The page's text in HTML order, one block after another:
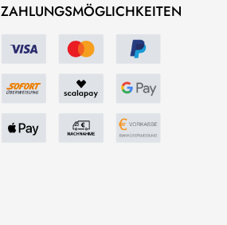
ZAHLUNGSMÖGLICHKEITEN